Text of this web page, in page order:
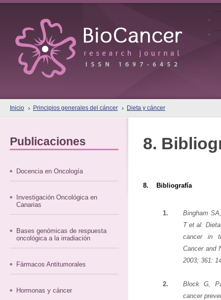
Inicio Principios generales del cáncer Dieta y cáncer
Publicaciones
Docencia en Oncología
Investigación Oncológica en
Canarias
Bases genómicas de respuesta
oncológica a la irradiación
Fármacos Antitumorales
Hormonas y cáncer
8.
8. Bibliografía
1.
Bingham
T et al.
cancer in
Cancer and
2003; 361:
2.
Block G,
cancer